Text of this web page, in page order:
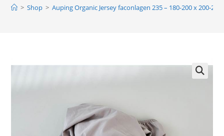
> Shop > Auping Organic Jersey faconlagen 235 – 180-200 x 200-